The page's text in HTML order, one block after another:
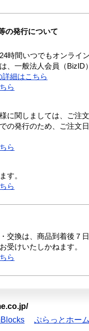
の発行について
時間いつでもオンライ
、一般法人会員（BizID
細はこちら
ら
に関しましては、ご注
の発行のため、ご注文
ら
す。
ら
交換は、商品到着後７
受けいたしかねます。
ら
ぷらっとホー